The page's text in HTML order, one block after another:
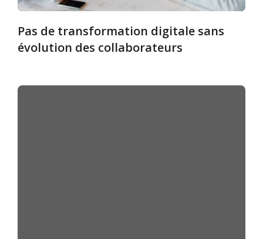
Pas de transformation digitale sans
évolution des collaborateurs